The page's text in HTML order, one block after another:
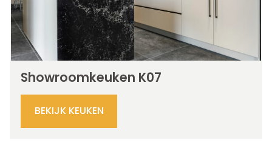
Showroomkeuken K07
BEKIJK KEUKEN